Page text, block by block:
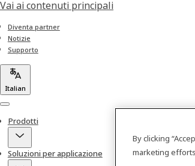
Vai ai contenuti principali
Diventa partner
Notizie
Supporto
Italian
Menu
Prodotti
Soluzioni per applicazione
By clicking
marketing